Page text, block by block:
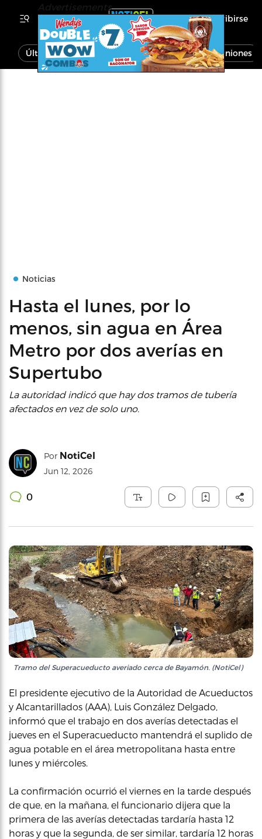
Inscribirse
Última Hora Noticias Economía Opiniones
Noticias
Hasta el lunes, por lo
menos, sin agua en Área
Metro por dos averías en
Supertubo
La autoridad indicó que hay dos tramos de tubería
afectados en vez de solo uno.
Por NotiCel
Jun 12, 2026
0
Tramo del Superacueducto averiado cerca de Bayamón. (NotiCel)
El presidente ejecutivo de la Autoridad de Acueductos
y Alcantarillados (AAA), Luis González Delgado,
informó que el trabajo en dos averías detectadas el
jueves en el Superacueducto mantendrá el suplido de
agua potable en el área metropolitana hasta entre
lunes y miércoles.
La confirmación ocurrió el viernes en la tarde después
de que, en la mañana, el funcionario dijera que la
primera de las averías detectadas tardaría hasta 12
horas y que la segunda, de ser similar, tardaría 12 horas
Advertisements